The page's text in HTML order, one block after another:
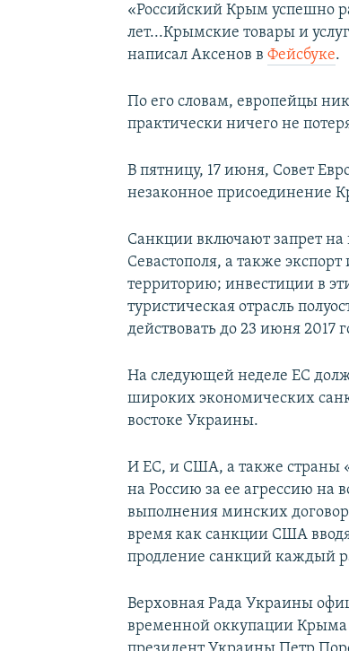
«Российский Крым успешно
лет...Крымские товары и
написал Аксенов вФейсбуке.
По его словам, европейцы
практически ничего не
В пятницу, 17 июня, Совет
незаконное присоединение
Санкции включают запрет
Севастополя, а также
территорию; инвестиции в
туристическая отрасль
действовать до 23 июня 2017
На следующей неделе ЕС
широких экономических
востоке Украины.
И ЕС, и США, а также страны
на Россию за ее агрессию на
выполнения минских
время как санкции США
продление санкций каждый
Верховная Рада Украины
временной оккупации Крыма